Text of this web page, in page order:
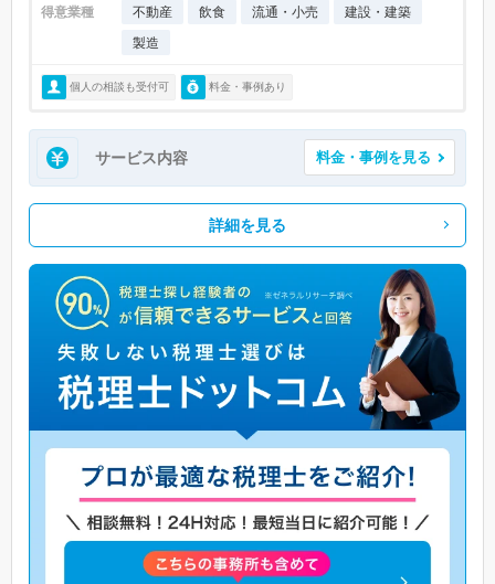
得意業種 不動産 飲食 流通・小売
建設・建築
製造
個人の相談も受付可 料金・事例あり
サービス内容 料金・事例を見る
詳細を見る